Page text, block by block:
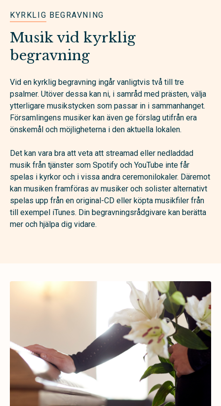
KYRKLIG BEGRAVNING
Musik vid kyrklig
begravning
Vid en kyrklig begravning ingår vanligtvis två till tre
psalmer. Utöver dessa kan ni, i samråd med prästen, välja
ytterligare musikstycken som passar in i sammanhanget.
Församlingens musiker kan även ge förslag utifrån era
önskemål och möjligheterna i den aktuella lokalen.
Det kan vara bra att veta att streamad eller nedladdad
musik från tjänster som Spotify och YouTube inte får
spelas i kyrkor och i vissa andra ceremonilokaler. Däremot
kan musiken framföras av musiker och solister alternativt
spelas upp från en original-CD eller köpta musikfiler från
till exempel iTunes. Din begravningsrådgivare kan berätta
mer och hjälpa dig vidare.